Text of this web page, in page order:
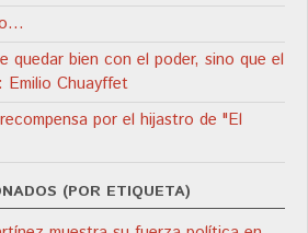
quedar bien con el poder, sino que el
Emilio Chuayffet
por el hijastro de "El
(POR ETIQUETA)